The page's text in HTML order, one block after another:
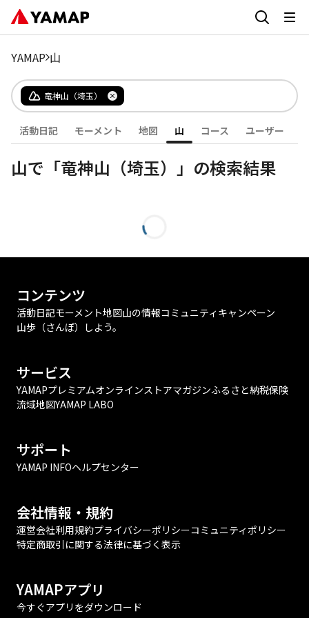
YAMAP 山
竜神山（埼玉）
活動日記 モーメント 地図 山 コース ユーザー
山で「竜神山（埼玉）」の検索結果
コンテンツ
活動日記モーメント地図山の情報コミュニティ キャンペーン
山歩（さんぽ）しよう。
サービス
YAMAPプレミアムオンラインストアマガジンふるさと納税保険
流域地図YAMAP LABO
サポート
YAMAP INFOヘルプセンター
会社情報・規約
運営会社利用規約プライバシーポリシーコミュニティポリシー
特定商取引に関する法律に基づく表示
YAMAPアプリ
今すぐアプリをダウンロード